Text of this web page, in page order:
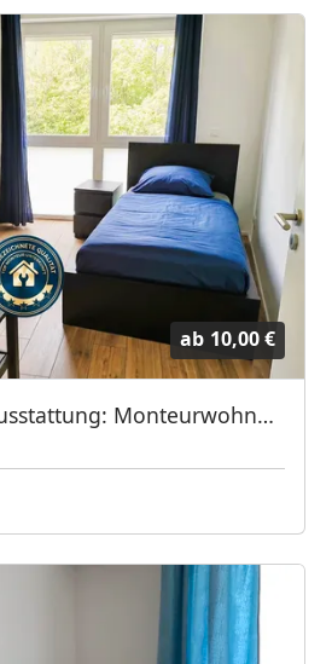
ab 10,00 €
Top Lage, top Ausstattung: Monteurwohnung Frankfurter Bett GmbH